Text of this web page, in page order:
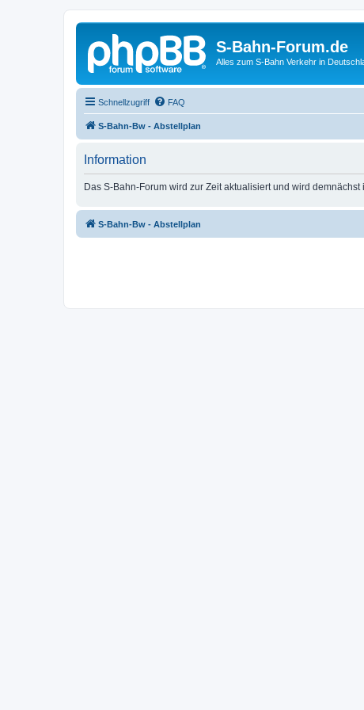
S-Bahn-Forum.de
Alles zum S-Bahn Verkehr in
Schnellzugriff FAQ
S-Bahn-Bw - Abstellplan
Information
Das S-Bahn-Forum wird zur Zeit aktualisiert und wird
S-Bahn-Bw - Abstellplan